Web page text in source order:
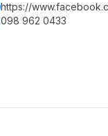
https://
098 962 0433